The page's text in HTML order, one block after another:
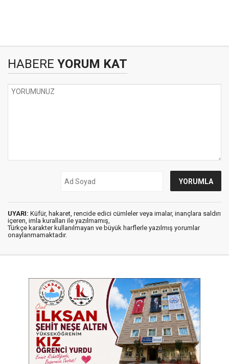
HABERE YORUM KAT
UYARI: Küfür, hakaret, rencide edici cümleler veya imalar, inançlara saldırı
içeren, imla kuralları ile yazılmamış,
Türkçe karakter kullanılmayan ve büyük harflerle yazılmış yorumlar
onaylanmamaktadır.